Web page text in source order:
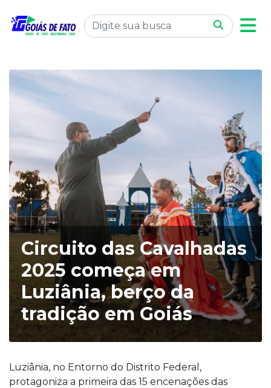
Circuito das Cavalhadas
2025 começa em
Luziânia, berço da
tradição em Goiás
Luziânia, no Entorno do Distrito Federal,
protagoniza a primeira das 15 encenações das